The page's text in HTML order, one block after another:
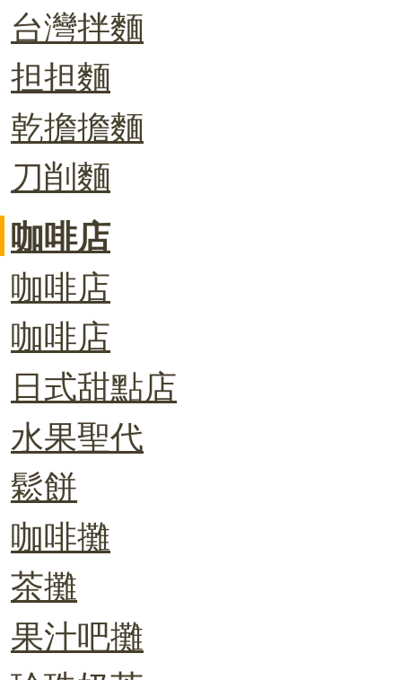
台灣拌麵
担担麵
乾擔擔麵
刀削麵
咖啡店
咖啡店
咖啡店
日式甜點店
水果聖代
鬆餅
咖啡攤
茶攤
果汁吧攤